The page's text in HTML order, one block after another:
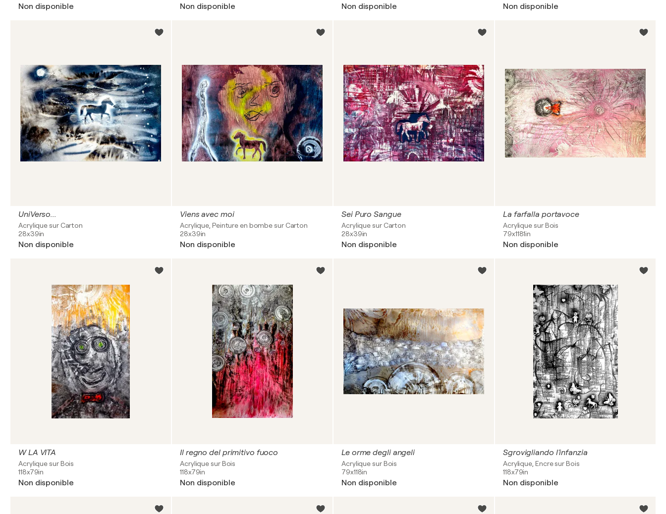
Non disponible Non disponible Non disponible Non disponible
UniVerso...
Acrylique sur Carton
28x39in
Non disponible
Viens avec moi
Acrylique, Peinture en bombe sur Carton
28x39in
Non disponible
Sei Puro Sangue
Acrylique sur Carton
28x39in
Non disponible
La farfalla portavoce
Acrylique sur Bois
79x1181in
Non disponible
W LA VITA
Acrylique sur Bois
118x79in
Non disponible
Il regno del primitivo fuoco
Acrylique sur Bois
118x79in
Non disponible
Le orme degli angeli
Acrylique sur Bois
79x118in
Non disponible
Sgrovigliando l'infanzia
Acrylique, Encre sur Bois
118x79in
Non disponible